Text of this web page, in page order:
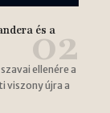
és a
ellenére a
viszony újra a